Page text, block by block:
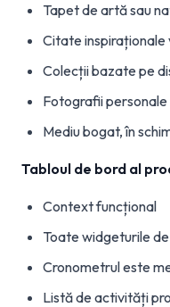
Tapet de artă sau
Citate inspiraționale
Colecții bazate pe
Fotografii
Mediu bogat, în
Tabloul de bord al
Context funcțional
Toate widgeturile
Cronometrul este
Listă de activități